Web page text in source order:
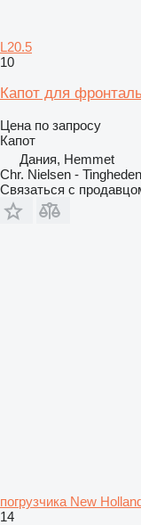
L20.5
10
Капот для
Цена по запросу
Капот
Дания, Hemmet
Chr. Nielsen -
Связаться с
погрузчика New
14